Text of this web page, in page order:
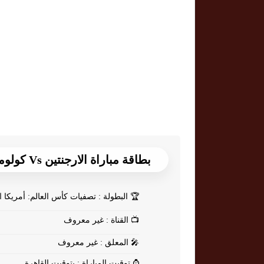
بطاقة مباراة الارجنتين Vs كولومبيا
🏆 البطولة : تصفيات كأس العالم: أمريكا
📺 القناة : غير معروف
🎤 المعلق : غير معروف